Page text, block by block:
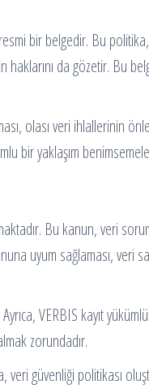
bir belgedir. Bu
da gözetir. Bu
olası veri ihlallerinin
bir yaklaşım
Bu kanun, veri
uyum sağlaması, veri
VERBIS kayıt
zorundadır.
veri güvenliği politikası